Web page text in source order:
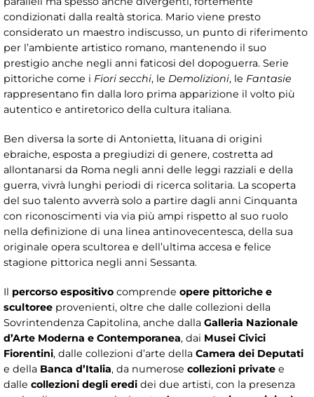
condizionati dalla realtà storica. Mario viene presto
considerato un maestro indiscusso, un punto di riferimento
per l’ambiente artistico romano, mantenendo il suo
prestigio anche negli anni faticosi del dopoguerra. Serie
pittoriche come i Fiori secchi, le Demolizioni, le Fantasie
rappresentano fin dalla loro prima apparizione il volto più
autentico e antiretorico della cultura italiana.
Ben diversa la sorte di Antonietta, lituana di origini
ebraiche, esposta a pregiudizi di genere, costretta ad
allontanarsi da Roma negli anni delle leggi razziali e della
guerra, vivrà lunghi periodi di ricerca solitaria. La scoperta
del suo talento avverrà solo a partire dagli anni Cinquanta
con riconoscimenti via via più ampi rispetto al suo ruolo
nella definizione di una linea antinovecentesca, della sua
originale opera scultorea e dell’ultima accesa e felice
stagione pittorica negli anni Sessanta.
Il percorso espositivo comprende opere pittoriche e
scultoree provenienti, oltre che dalle collezioni della
Sovrintendenza Capitolina, anche dalla Galleria Nazionale
d’Arte Moderna e Contemporanea, dai Musei Civici
Fiorentini, dalle collezioni d’arte della Camera dei Deputati
e della Banca d’Italia, da numerose collezioni private e
dalle collezioni degli eredi dei due artisti, con la presenza